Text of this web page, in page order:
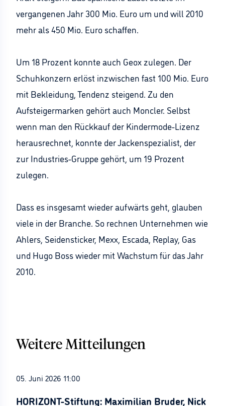
vergangenen Jahr 300 Mio. Euro um und will 2010
mehr als 450 Mio. Euro schaffen.
Um 18 Prozent konnte auch Geox zulegen. Der
Schuhkonzern erlöst inzwischen fast 100 Mio. Euro
mit Bekleidung, Tendenz steigend. Zu den
Aufsteigermarken gehört auch Moncler. Selbst
wenn man den Rückkauf der Kindermode-Lizenz
herausrechnet, konnte der Jackenspezialist, der
zur Industries-Gruppe gehört, um 19 Prozent
zulegen.
Dass es insgesamt wieder aufwärts geht, glauben
viele in der Branche. So rechnen Unternehmen wie
Ahlers, Seidensticker, Mexx, Escada, Replay, Gas
und Hugo Boss wieder mit Wachstum für das Jahr
2010.
Weitere Mitteilungen
05. Juni 2026 11:00
HORIZONT-Stiftung: Maximilian Bruder, Nick